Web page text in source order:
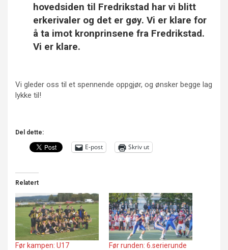
hovedsiden til Fredrikstad har vi blitt
erkerivaler og det er gøy. Vi er klare for
å ta imot kronprinsene fra Fredrikstad.
Vi er klare.
Vi gleder oss til et spennende oppgjør, og ønsker begge lag
lykke til!
Del dette:
E-post Skriv ut
Relatert
Før kampen: U17
Før runden: 6.serierunde